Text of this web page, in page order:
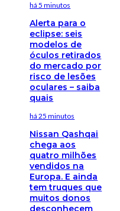
há 5 minutos
Alerta para o
eclipse: seis
modelos de
óculos retirados
do mercado por
risco de lesões
oculares – saiba
quais
há 25 minutos
Nissan Qashqai
chega aos
quatro milhões
vendidos na
Europa. E ainda
tem truques que
muitos donos
desconhecem